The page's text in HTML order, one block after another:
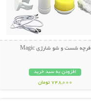
فرچه شست و شو شارژی Magic
افزودن به سبد خرید
748,000 تومان